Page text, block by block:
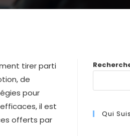
tirer parti
de
pour
il est
offerts par
Qui